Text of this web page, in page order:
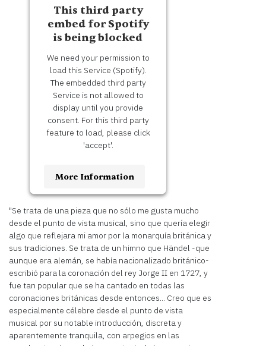
This third party
embed for Spotify
is being blocked
We need your permission to
load this Service (Spotify).
The embedded third party
Service is not allowed to
display until you provide
consent. For this third party
feature to load, please click
'accept'.
More Information
Accept
Powered byUsercentrics
Consent Management
Platform
"Se trata de una pieza que no sólo me gusta mucho
desde el punto de vista musical, sino que quería elegir
algo que reflejara mi amor por la monarquía británica y
sus tradiciones. Se trata de un himno que Händel -que
aunque era alemán, se había nacionalizado británico-
escribió para la coronación del rey Jorge II en 1727, y
fue tan popular que se ha cantado en todas las
coronaciones británicas desde entonces... Creo que es
especialmente célebre desde el punto de vista
musical por su notable introducción, discreta y
aparentemente tranquila, con arpegios en las